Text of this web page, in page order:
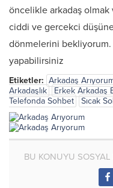
öncelikle arkadaş
ciddi ve gercekci
dönmelerini
yapabilirsiniz
Etiketler: Arkadaş
Arkadaşlık
Erkek Arkadaş
Telefonda Sohbet
Sıcak
BU KONUYU